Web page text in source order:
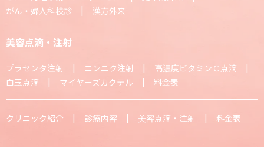
がん・婦人科検診
漢方外来
美容点滴・注射
プラセンタ注射 ニンニク注射
高濃度ビタミンＣ点滴
白玉点滴
マイヤーズカクテル 料金表
クリニック紹介 診療内容 美容点滴・注射 料金表